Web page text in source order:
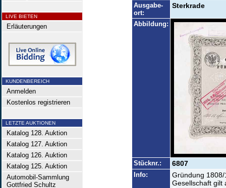
LIVE BIETEN
Erläuterungen
KUNDENBEREICH
Anmelden
Kostenlos registrieren
LETZTE AUKTIONEN
Katalog 128. Auktion
Katalog 127. Auktion
Katalog 126. Auktion
Katalog 125. Auktion
Automobil-Sammlung
Gottfried Schultz
Ausgabe-
ort:
Sterkrade
Abbildung:
Stücknr.: 6807
Info:
Gründung
Gesellschaft gilt